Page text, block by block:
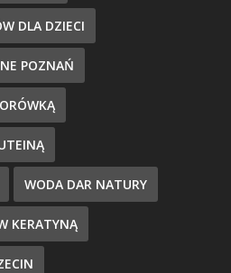
DLA DZIECI
POZNAŃ
WODA DAR NATURY
KERATYNĄ